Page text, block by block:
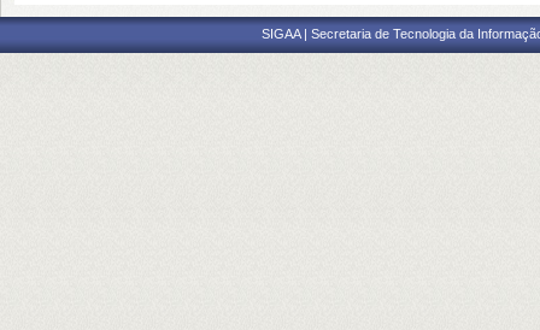
SIGAA | Secretaria de Tecnologia da